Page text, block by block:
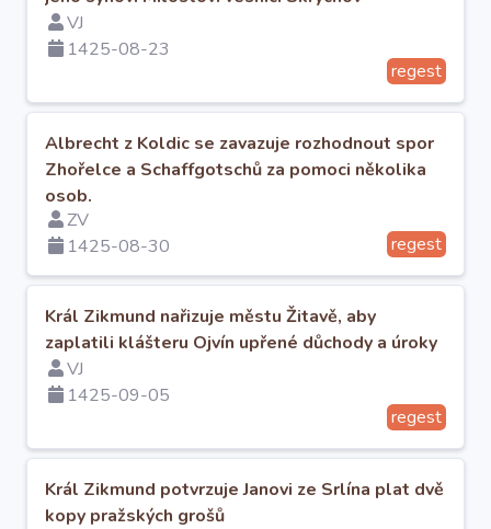
VJ
1425-08-23
regest
Albrecht z Koldic se zavazuje rozhodnout spor
Zhořelce a Schaffgotschů za pomoci několika
osob.
ZV
1425-08-30
regest
Král Zikmund nařizuje městu Žitavě, aby
zaplatili klášteru Ojvín upřené důchody a úroky
VJ
1425-09-05
regest
Král Zikmund potvrzuje Janovi ze Srlína plat dvě
kopy pražských grošů